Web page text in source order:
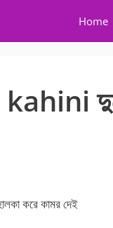
Home
করে কামর দেই